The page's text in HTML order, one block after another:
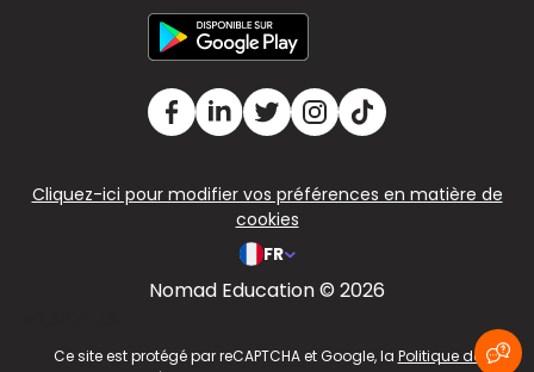
Cliquez-ici pour modifier vos préférences en matière de
cookies
FR
Nomad Education © 2026
Ce site est protégé par reCAPTCHA et Google, la Politique de